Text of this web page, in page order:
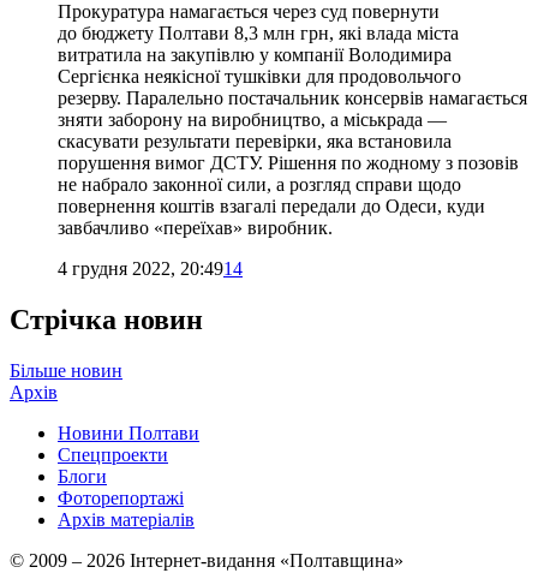
Прокуратура намагається через суд повернути
до бюджету Полтави 8,3 млн грн, які влада міста
витратила на закупівлю у компанії Володимира
Сергієнка неякісної тушківки для продовольчого
резерву. Паралельно постачальник консервів намагається
зняти заборону на виробництво, а міськрада —
скасувати результати перевірки, яка встановила
порушення вимог ДСТУ. Рішення по жодному з позовів
не набрало законної сили, а розгляд справи щодо
повернення коштів взагалі передали до Одеси, куди
завбачливо «переїхав» виробник.
4 грудня 2022, 20:4914
Стрічка новин
Більше новин
Архів
Новини Полтави
Спецпроекти
Блоги
Фоторепортажі
Архів матеріалів
© 2009 – 2026 Інтернет-видання «Полтавщина»